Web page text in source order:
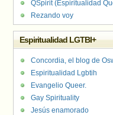
QSpirit (Espiritualidad
Rezando voy
Espiritualidad LGTBI+
Concordia, el blog de
Espiritualidad Lgbtih
Evangelio Queer.
Gay Spirituality
Jesús enamorado